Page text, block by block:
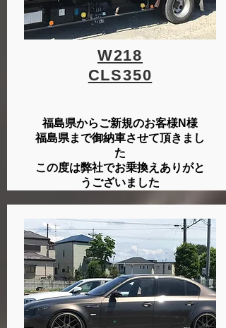
W218
​CLS350
福島県からご新規のお客様N様
福島県まで御納車させて頂きまし
た
​この度は弊社でお乗換えありがと
うございました